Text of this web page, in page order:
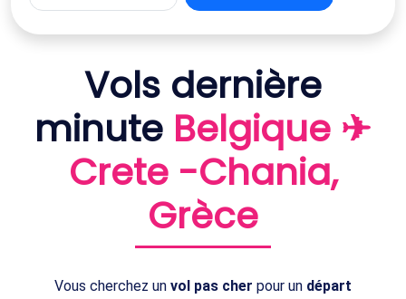
Vols dernière
minute Belgique ✈
Crete -Chania,
Grèce
Vous cherchez un vol pas cher pour un départ